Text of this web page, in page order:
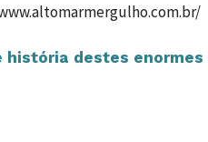
história destes enormes